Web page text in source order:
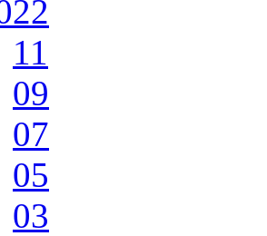
11
09
07
05
03